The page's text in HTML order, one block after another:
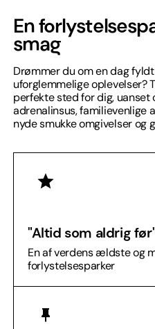
En
smag
Drømmer du om en dag
uforglemmelige oplevelser?
perfekte sted for dig, uanset
adrenalinsus, familievenlige
nyde smukke omgivelser og
"Altid som aldrig
En af verdens ældste og
forlystelsesparker